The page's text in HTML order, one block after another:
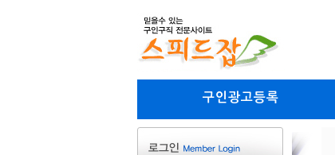
구인광고등록